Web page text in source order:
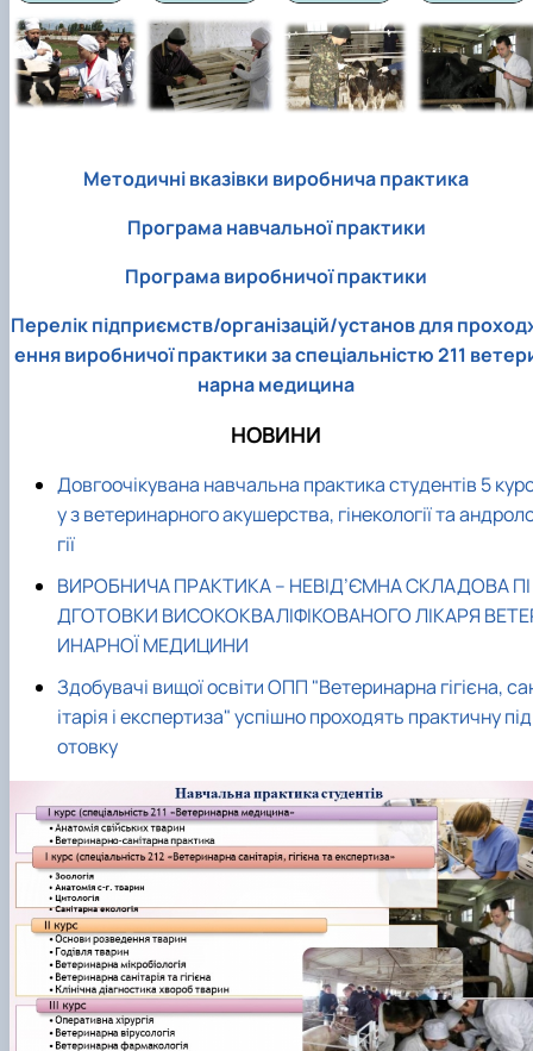
НОВИНИ
факультетом ветеринарної медицини …
Скринька довіри
Вступ 2021 рік
Вступ 2020 рік
Вступ 2019 рік
Вступ 2018 рік
Методичні вказівки виробнича практика
Програма навчальної практики
Програма виробничої практики
Перелік підприємств/організацій/установ для
ення виробничої практики за спеціальністю 211
нарна медицина
НОВИНИ
Довгоочікувана навчальна практика студентів 5
у з ветеринарного акушерства, гінекології та
гії
ВИРОБНИЧА ПРАКТИКА – НЕВІД’ЄМНА СКЛАДОВА ПІ
ДГОТОВКИ ВИСОКОКВАЛІФІКОВАНОГО ЛІКАРЯ
ИНАРНОЇ МЕДИЦИНИ
Здобувачі вищої освіти ОПП "Ветеринарна гігієна,
ітарія і експертиза" успішно проходять практичну
отовку